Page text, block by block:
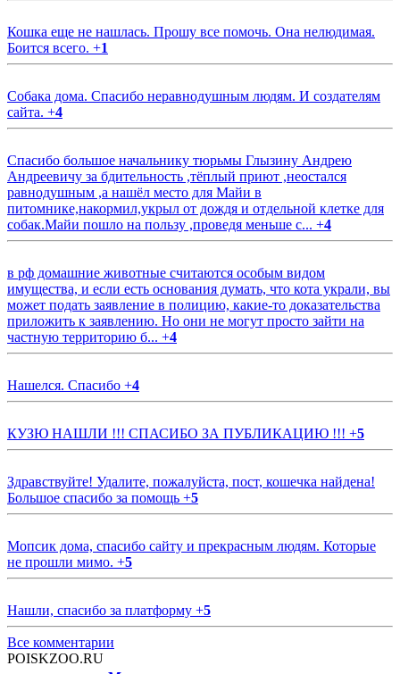
Кошка еще не нашлась. Прошу все помочь. Она нелюдимая.
Боится всего. +1
Собака дома. Спасибо неравнодушным людям. И создателям
сайта. +4
Спасибо большое начальнику тюрьмы Глызину Андрею
Андреевичу за бдительность ,тёплый приют ,неостался
равнодушным ,а нашёл место для Майи в
питомнике,накормил,укрыл от дождя и отдельной клетке для
собак.Майи пошло на пользу ,проведя меньше с... +4
в рф домашние животные считаются особым видом
имущества, и если есть основания думать, что кота украли, вы
может подать заявление в полицию, какие-то доказательства
приложить к заявлению. Но они не могут просто зайти на
частную территорию б... +4
Нашелся. Спасибо +4
КУЗЮ НАШЛИ !!! СПАСИБО ЗА ПУБЛИКАЦИЮ !!! +5
Здравствуйте! Удалите, пожалуйста, пост, кошечка найдена!
Большое спасибо за помощь +5
Мопсик дома, спасибо сайту и прекрасным людям. Которые
не прошли мимо. +5
Нашли, спасибо за платформу +5
Все комментарии
POISKZOO.RU